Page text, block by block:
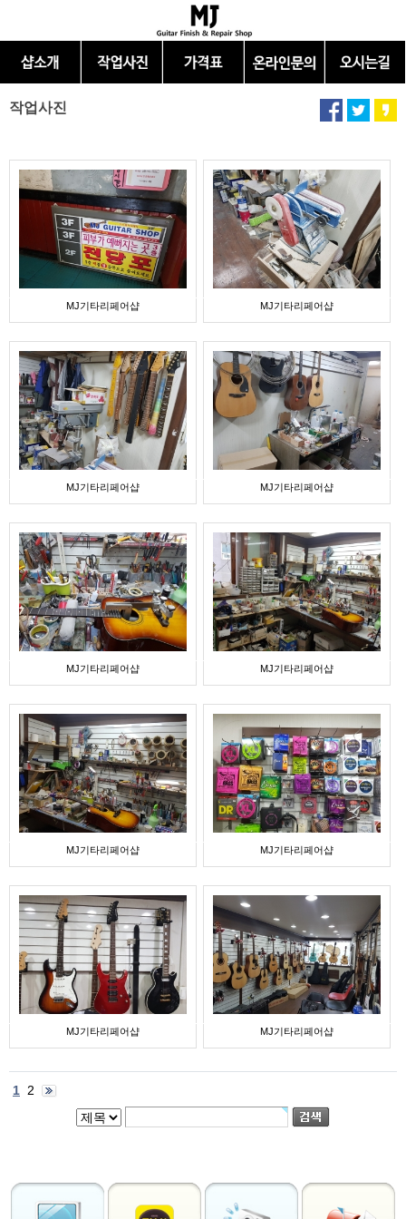
작업사진
MJ기타리페어샵 MJ기타리페어샵
MJ기타리페어샵 MJ기타리페어샵
MJ기타리페어샵 MJ기타리페어샵
MJ기타리페어샵 MJ기타리페어샵
MJ기타리페어샵 MJ기타리페어샵
1 2